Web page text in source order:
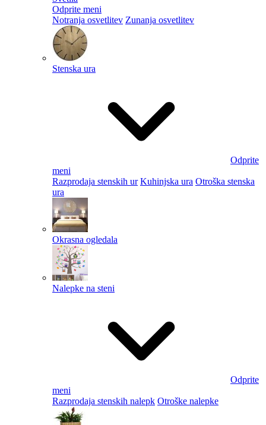
Odprite meni
Notranja osvetlitev Zunanja osvetlitev
Stenska ura
Odprite
meni
Razprodaja stenskih ur Kuhinjska ura Otroška stenska
ura
Okrasna ogledala
Nalepke na steni
Odprite
meni
Razprodaja stenskih nalepk Otroške nalepke